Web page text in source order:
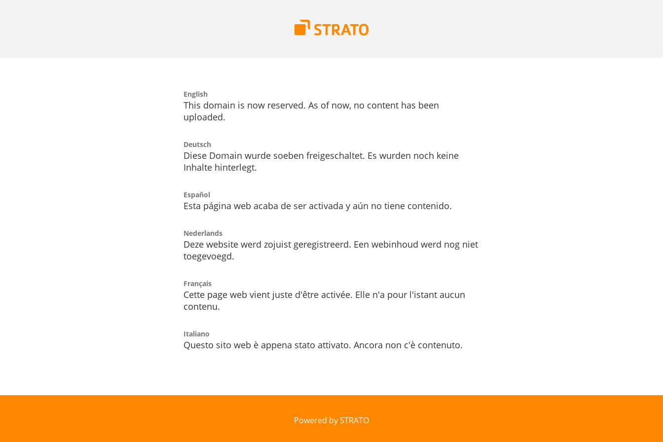
English
This domain is now reserved. As of now, no content has been
uploaded.
Deutsch
Diese Domain wurde soeben freigeschaltet. Es wurden noch keine
Inhalte hinterlegt.
Español
Esta página web acaba de ser activada y aún no tiene contenido.
Nederlands
Deze website werd zojuist geregistreerd. Een webinhoud werd nog niet
toegevoegd.
Français
Cette page web vient juste d'être activée. Elle n'a pour l'istant aucun
contenu.
Italiano
Questo sito web è appena stato attivato. Ancora non c'è contenuto.
Powered by STRATO